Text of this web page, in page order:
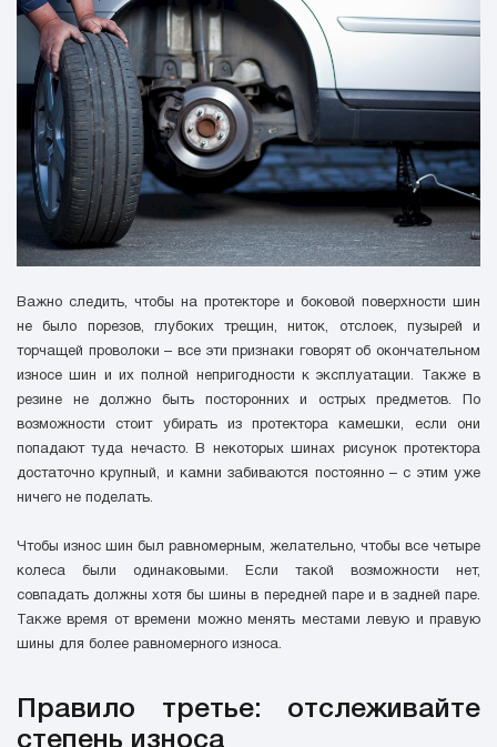
Важно следить, чтобы на протекторе и боковой поверхности шин
не было порезов, глубоких трещин, ниток, отслоек, пузырей и
торчащей проволоки – все эти признаки говорят об окончательном
износе шин и их полной непригодности к эксплуатации. Также в
резине не должно быть посторонних и острых предметов. По
возможности стоит убирать из протектора камешки, если они
попадают туда нечасто. В некоторых шинах рисунок протектора
достаточно крупный, и камни забиваются постоянно – с этим уже
ничего не поделать.
Чтобы износ шин был равномерным, желательно, чтобы все четыре
колеса были одинаковыми. Если такой возможности нет,
совпадать должны хотя бы шины в передней паре и в задней паре.
Также время от времени можно менять местами левую и правую
шины для более равномерного износа.
Правило третье: отслеживайте
степень износа